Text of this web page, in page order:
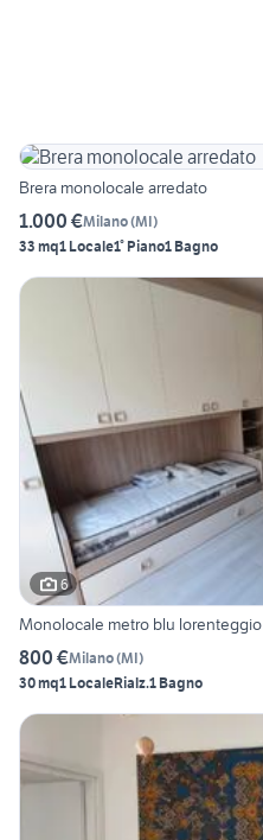
Brera monolocale arredato
1.000 €Milano(MI)
33 mq1 Locale1° Piano1 Bagno
6
Monolocale metro blu lorenteggio
800 €Milano(MI)
30 mq1 LocaleRialz.1 Bagno